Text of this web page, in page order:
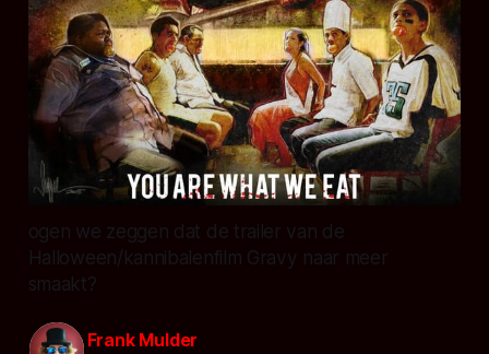
ogen we zeggen dat de trailer van de
Halloween/kannibalenfilm Gravy naar meer
smaakt?
Frank Mulder